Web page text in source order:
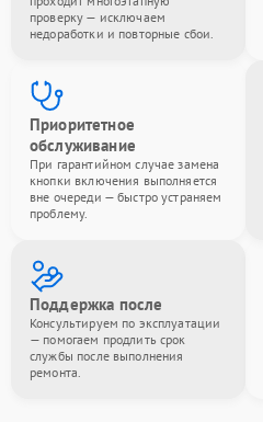
проверку — исключаем
недоработки и повторные сбои.
Приоритетное
обслуживание
При гарантийном случае замена
кнопки включения выполняется
вне очереди — быстро устраняем
проблему.
Поддержка после
Консультируем по эксплуатации
— помогаем продлить срок
службы после выполнения
ремонта.